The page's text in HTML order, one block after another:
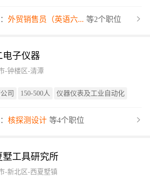
外贸销售员（英语六... 等2个职位
电子仪器
-钟楼区-清潭
司 150-500人 仪器仪表及工业自动化
核探测设计 等4个职位
墅工具研究所
-新北区-西夏墅镇